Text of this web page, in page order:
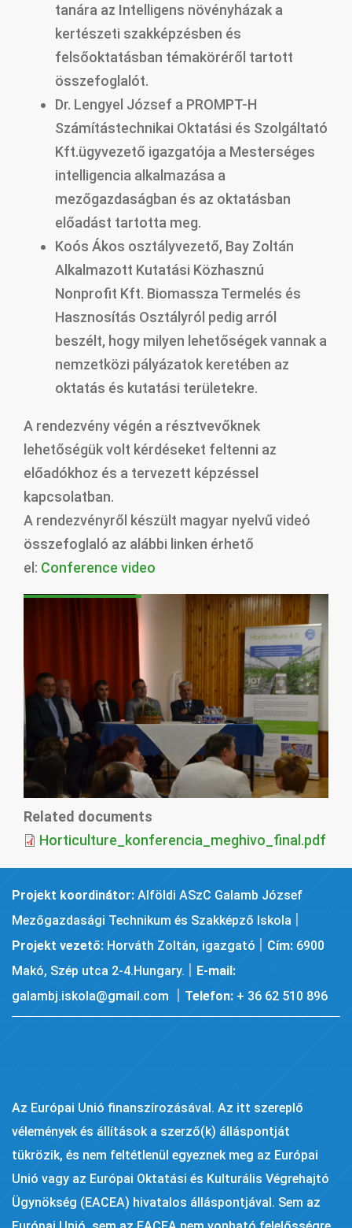
tanára az Intelligens növényházak a
kertészeti szakképzésben és
felsőoktatásban témaköréről tartott
összefoglalót.
Dr. Lengyel József a PROMPT-H
Számítástechnikai Oktatási és Szolgáltató
Kft.ügyvezető igazgatója a Mesterséges
intelligencia alkalmazása a
mezőgazdaságban és az oktatásban
előadást tartotta meg.
Koós Ákos osztályvezető, Bay Zoltán
Alkalmazott Kutatási Közhasznú
Nonprofit Kft. Biomassza Termelés és
Hasznosítás Osztályról pedig arról
beszélt, hogy milyen lehetőségek vannak a
nemzetközi pályázatok keretében az
oktatás és kutatási területekre.
A rendezvény végén a résztvevőknek
lehetőségük volt kérdéseket feltenni az
előadókhoz és a tervezett képzéssel
kapcsolatban.
A rendezvényről készült magyar nyelvű videó
összefoglaló az alábbi linken érhető
el: Conference video
Related documents
Horticulture_konferencia_meghivo_final.pdf
Projekt koordinátor: Alföldi ASzC Galamb József
Mezőgazdasági Technikum és Szakképző Iskola |
Projekt vezető: Horváth Zoltán, igazgató | Cím: 6900
Makó, Szép utca 2-4.Hungary. | E-mail:
galambj.iskola@gmail.com
| Telefon: + 36 62 510 896
Az Európai Unió finanszírozásával. Az itt szereplő
vélemények és állítások a szerző(k) álláspontját
tükrözik, és nem feltétlenül egyeznek meg az Európai
Unió vagy az Európai Oktatási és Kulturális Végrehajtó
Ügynökség (EACEA) hivatalos álláspontjával. Sem az